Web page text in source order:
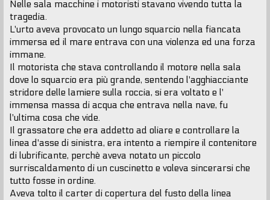
Nelle sala macchine i motoristi stavano vivendo tutta la
tragedia.
L'urto aveva provocato un lungo squarcio nella fiancata
immersa ed il mare entrava con una violenza ed una forza
immane.
Il motorista che stava controllando il motore nella sala
dove lo squarcio era più grande, sentendo l'agghiacciante
stridore delle lamiere sulla roccia, si era voltato e l'
immensa massa di acqua che entrava nella nave, fu
l'ultima cosa che vide.
Il grassatore che era addetto ad oliare e controllare la
linea d'asse di sinistra, era intento a riempire il contenitore
di lubrificante, perchè aveva notato un piccolo
surriscaldamento di un cuscinetto e voleva sincerarsi che
tutto fosse in ordine.
Aveva tolto il carter di copertura del fusto della linea